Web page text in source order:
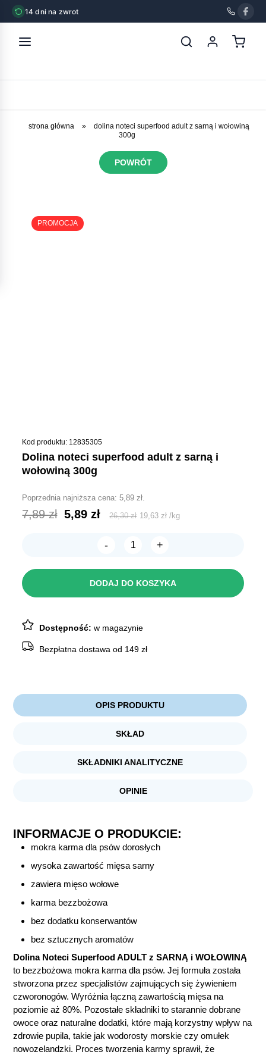
14 dni na zwrot
strona główna »
dolina noteci superfood adult z sarną i wołowiną
300g
POWRÓT
PROMOCJA
Kod produktu: 12835305
dolina noteci superfood adult z sarną i
wołowiną 300g
Poprzednia najniższa cena:5,89zł.
7,89zł Pierwotna
wynosiła:
7,89 zł.
5,89złAktualna
wynosi:
5,89 zł.
26,30zł 19,63zł /kg
-
ilość
ADULT
300g
+
DODAJ DO KOSZYKA
Dostępność:w magazynie
Bezpłatna dostawa od 149 zł
OPIS PRODUKTU
SKŁAD
SKŁADNIKI ANALITYCZNE
OPINIE
INFORMACJE O PRODUKCIE:
mokra karma dla psów dorosłych
wysoka zawartość mięsa sarny
zawiera mięso wołowe
karma bezzbożowa
bez dodatku konserwantów
bez sztucznych aromatów
Dolina Noteci Superfood ADULT z SARNĄ i WOŁOWINĄ
to bezzbożowa mokra karma dla psów. Jej formuła została
stworzona przez specjalistów zajmujących się żywieniem
czworonogów. Wyróżnia łączną zawartością mięsa na
poziomie aż 80%. Pozostałe składniki to starannie dobrane
owoce oraz naturalne dodatki, które mają korzystny wpływ na
zdrowie pupila, takie jak wodorosty morskie czy omułek
nowozelandzki. Proces tworzenia karmy sprawił, że